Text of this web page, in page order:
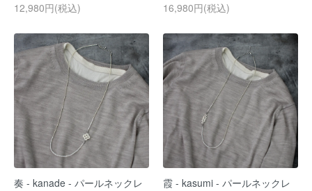
12,980円(税込)
16,980円(税込)
奏 - kanade - パールネックレ
霞 - kasumi - パールネックレ